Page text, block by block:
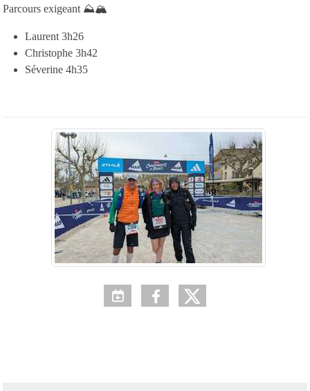
Parcours exigeant ⛰️🏔️
Laurent 3h26
Christophe 3h42
Séverine 4h35